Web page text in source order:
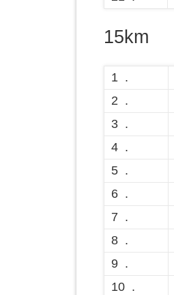
15km
1 .
2 .
3 .
4 .
5 .
6 .
7 .
8 .
9 .
10 .